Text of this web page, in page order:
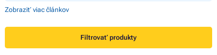
Zobraziť viac článkov
Filtrovať produkty